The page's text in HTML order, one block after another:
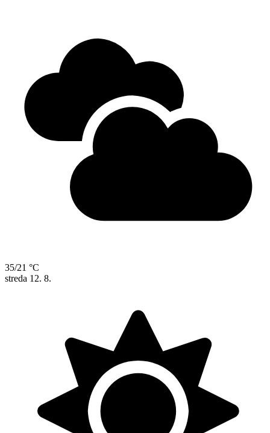
35/21 °C
streda 12. 8.